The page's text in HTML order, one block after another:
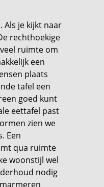
Als je kijkt naar
rechthoekige
ruimte om
een
plaats
tafel een
goed kunt
eettafel past
zien we
Een
qua ruimte
woonstijl wel
nodig